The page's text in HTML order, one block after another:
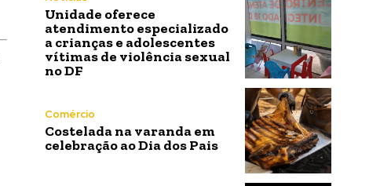
Unidade oferece
atendimento especializado
a crianças e adolescentes
vítimas de violência sexual
no DF
Comércio
Costelada na varanda em
celebração ao Dia dos Pais